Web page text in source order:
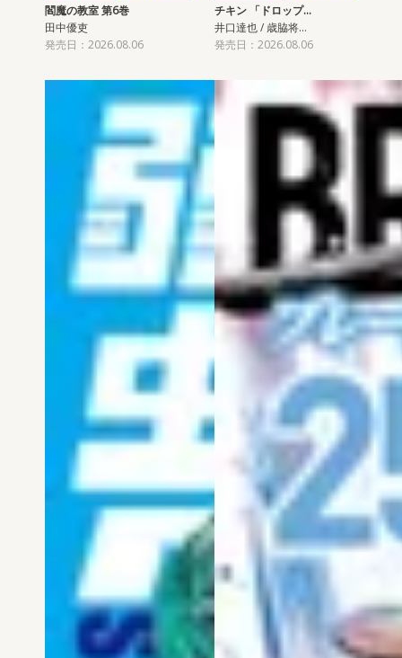
閻魔の教室 第6巻
田中優吏
発売日：2026.08.06
チキン 「ドロップ…
井口達也 / 歳脇将…
発売日：2026.08.06